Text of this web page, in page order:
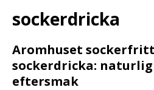
sockerdricka
Aromhuset
sockerdricka:
eftersmak